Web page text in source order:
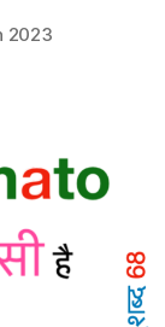
2023